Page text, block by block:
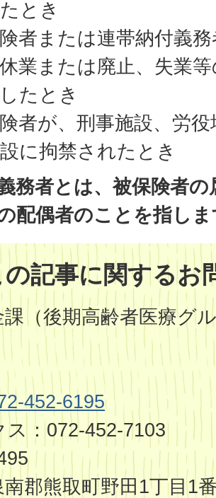
とき
者または連帯納付義
業または廃止、失業
たとき
者が、刑事施設、労
に拘禁されたとき
務者とは、被保険者
配偶者のことを指し
の記事に関するお
（後期高齢者医療グ
452-6195
ス：072-452-7103
郡熊取町野田1丁目1